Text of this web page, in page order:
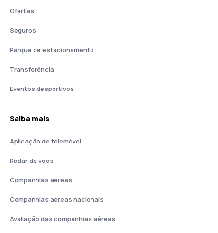
Ofertas
Seguros
Parque de estacionamento
Transferência
Eventos desportivos
Saiba mais
Aplicação de telemóvel
Radar de voos
Companhias aéreas
Companhias aéreas nacionais
Avaliação das companhias aéreas